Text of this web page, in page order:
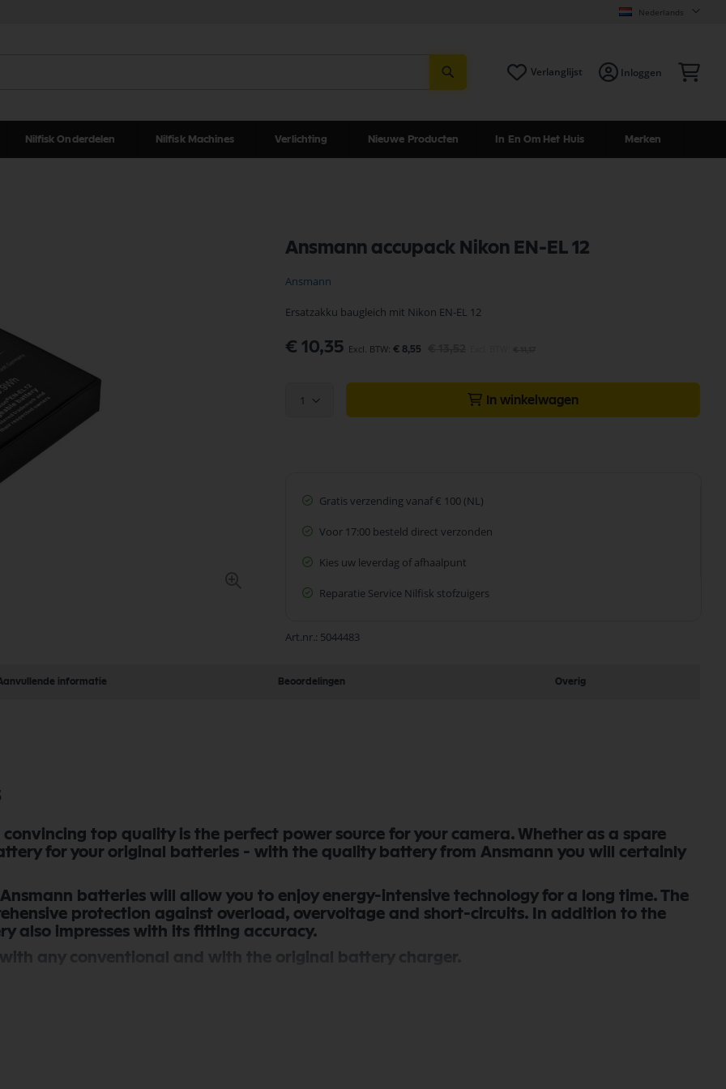
Nederlands
Verlanglijst Inloggen
Nilfisk Onderdelen Nilfisk Machines Verlichting Nieuwe Producten In En Om Het Huis Merken
Ansmann accupack Nikon EN-EL 12
Ansmann
Ersatzakku baugleich mit Nikon EN-EL 12
Speciale
€ 10,35 € 8,55
1 In winkelwagen
Gratis verzending vanaf € 100 (NL)
Voor 17:00 besteld direct verzonden
Kies uw leverdag of afhaalpunt
Reparatie Service Nilfisk stofzuigers
Art.nr. 5044483
informatie Beoordelingen Overig
top quality is the perfect power source for your camera. Whether as a spare
for your original batteries - with the quality battery from Ansmann you will certainly
batteries will allow you to enjoy energy-intensive technology for a long time. The
protection against overload, overvoltage and short-circuits. In addition to the
also impresses with its fitting accuracy.
any conventional and with the original battery charger.